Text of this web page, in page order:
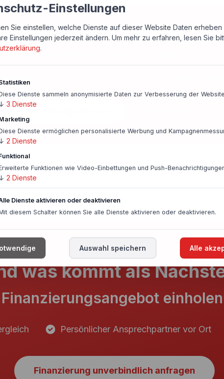
Sie sich die besten
Zinsen sichern
was kommt als
Finanzierungsangebot
Persönlicher Ansprechpartner vor Ort
Finanzierung unverbindlich anfragen
Einstellungen
Sie einstellen, welche Dienste auf dieser Website Daten erheben
Einstellungen jederzeit ändern. Um mehr zu erfahren, lesen Sie
.
Dienste sammeln anonymisierte Daten zur Verbesserung der
3 Dienste
Dienste ermöglichen personalisierte Werbung und
2 Dienste
Funktionen wie Video-Einbettungen und Push-
2 Dienste
Dienste aktivieren oder deaktivieren
diesem Schalter können Sie alle Dienste aktivieren oder deaktivieren.
Auswahl speichern Alle